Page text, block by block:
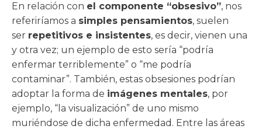
En relación con el componente “obsesivo”, nos
referiríamos a simples pensamientos, suelen
ser repetitivos e insistentes, es decir, vienen una
y otra vez; un ejemplo de esto sería “podría
enfermar terriblemente” o “me podría
contaminar”. También, estas obsesiones podrían
adoptar la forma de imágenes mentales, por
ejemplo, “la visualización” de uno mismo
muriéndose de dicha enfermedad. Entre las áreas